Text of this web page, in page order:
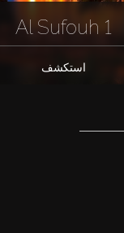
Al Sufouh 1
استكشف